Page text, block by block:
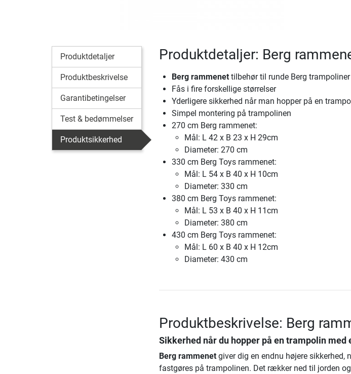
Produktdetaljer
Produktbeskrivelse
Garantibetingelser
Test & bedømmelser
Produktsikkerhed
Produktdetaljer: Berg
Berg rammenettilbehør til runde Berg trampoliner
Fås i fire forskellige størrelser
Yderligere sikkerhed når man hopper på en
Simpel montering på trampolinen
270 cm Berg rammenet:
Mål: L 42 x B 23 x H 29cm
Diameter: 270 cm
330 cm Berg Toys rammenet:
Mål: L 54 x B 40 x H 10cm
Diameter: 330 cm
380 cm Berg Toys rammenet:
Mål: L 53 x B 40 x H 11cm
Diameter: 380 cm
430 cm Berg Toys rammenet:
Mål: L 60 x B 40 x H 12cm
Diameter: 430 cm
Produktbeskrivelse: Berg
Sikkerhed når du hopper på en trampolin med
Berg rammenetgiver dig en endnu højere sikkerhed,
fastgøres på trampolinen. Det rækker ned til jorden